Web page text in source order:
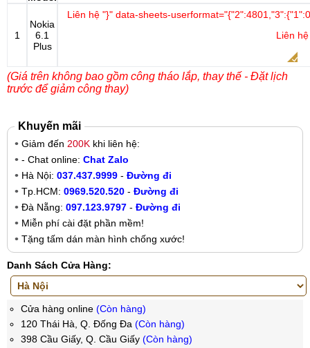
1
Nokia
6.1
Plus
Liên hệ "}" data-sheets-
Liên hệ
(Giá trên không bao gồm công tháo lắp, thay thế - Đặt lịch
trước để giảm công thay)
Khuyến mãi
Giảm đến 200K khi liên hệ:
- Chat online: Chat Zalo
Hà Nội: 037.437.9999 - Đường đi
Tp.HCM: 0969.520.520 - Đường đi
Đà Nẵng: 097.123.9797 - Đường đi
Miễn phí cài đặt phần mềm!
Tặng tấm dán màn hình chống xước!
Danh Sách Cửa Hàng:
Cửa hàng online (Còn hàng)
120 Thái Hà, Q. Đống Đa (Còn hàng)
398 Cầu Giấy, Q. Cầu Giấy (Còn hàng)